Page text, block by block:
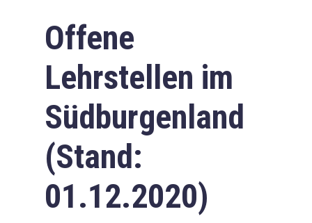
Offene
Lehrstellen im
Südburgenland
(Stand:
01.12.2020)